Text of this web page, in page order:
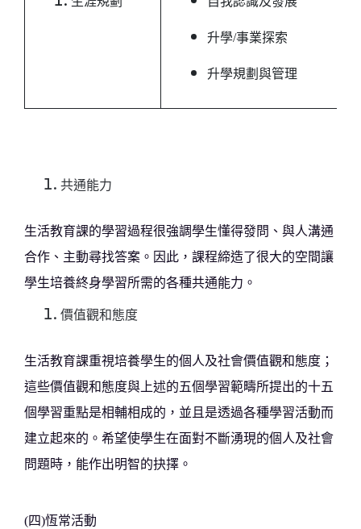
升學/事業探索
升學規劃與管理
共通能力
生活教育課的學習過程很強調學生懂得發問 、 與人溝通
合作 、 主動尋找答案 。因此，課程締造了很大的空間讓
學生培養終身學習所需的各種共通能力。
價值觀和態度
生活教育課重視培養學生的個人及社會價值觀和態度；
這些價值觀和態度與上述的五個學習範疇所提出的十五
個學習重點是相輔相成的，並且是透過各種學習活動而
建立起來的。希望使學生在面對不斷湧現的個人及社會
問題時，能作出明智的抉擇 。
(四)恆常活動